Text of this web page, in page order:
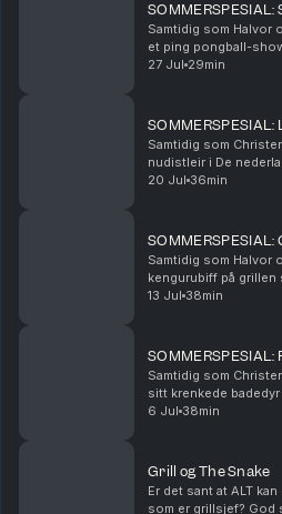
Samtidig som Halvor
et ping pongball-
en sommerspesial
27 Jul 29min
Samtidig som
nudistleir i De
servert en ny
20 Jul 36min
Samtidig som Halvor
kengurubiff på grillen
sommerspesial til
13 Jul 38min
Samtidig som
sitt krenkede
gyldne øyeblikk fra
6 Jul 38min
Grill og The Snake
Er det sant at ALT
som er grillsjef? God